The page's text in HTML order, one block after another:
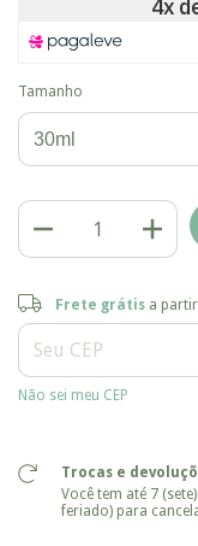
Tamanho
Frete grátis
Entregas para o CEP:
Frete grátisa partir
Não sei meu CEP
Trocas e
Você tem até 7
feriado) para